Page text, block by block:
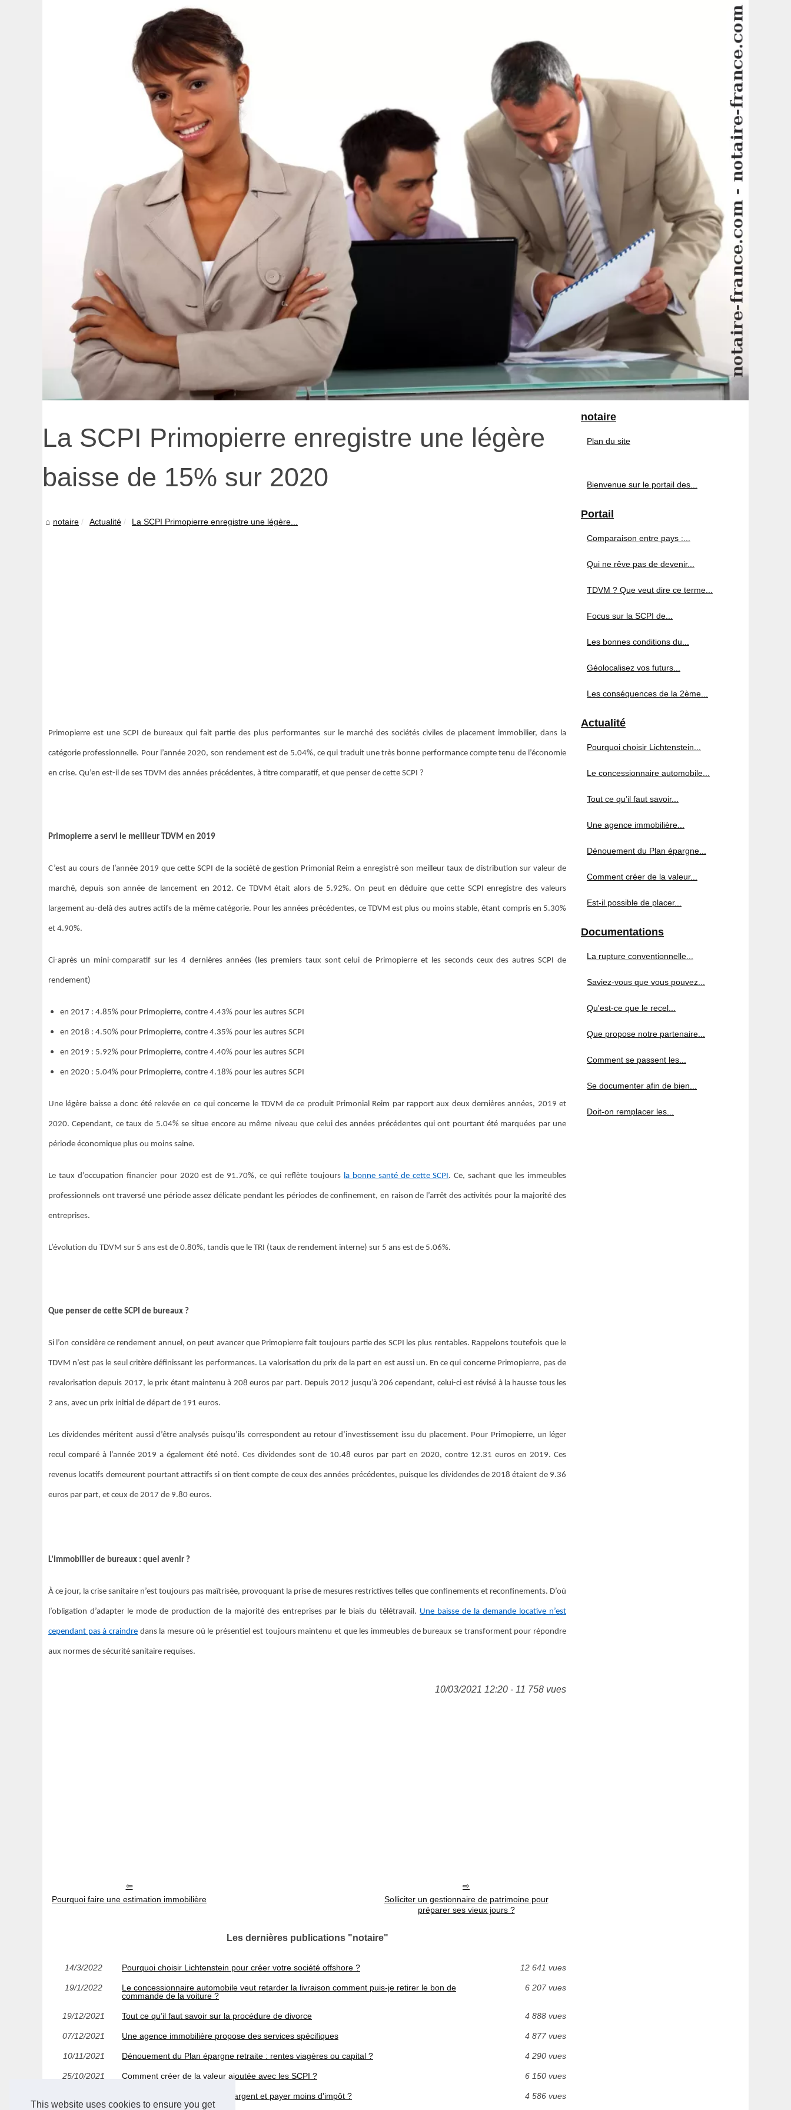
This website uses cookies to ensure you get
La SCPI Primopierre enregistre une légère
baisse de 15% sur 2020
notaire Actualité La SCPI Primopierre enregistre une légère...
Primopierre est une SCPI de bureaux qui fait partie des plus performantes sur le marché des sociétés civiles de placement immobilier, dans la
catégorie professionnelle. Pour l’année 2020, son rendement est de 5.04%, ce qui traduit une très bonne performance compte tenu de l’économie
en crise. Qu’en est-il de ses TDVM des années précédentes, à titre comparatif, et que penser de cette SCPI ?
Primopierre a servi le meilleur TDVM en 2019
C’est au cours de l’année 2019 que cette SCPI de la société de gestion Primonial Reim a enregistré son meilleur taux de distribution sur valeur de
marché, depuis son année de lancement en 2012. Ce TDVM était alors de 5.92%. On peut en déduire que cette SCPI enregistre des valeurs
largement au-delà des autres actifs de la même catégorie. Pour les années précédentes, ce TDVM est plus ou moins stable, étant compris en 5.30%
et 4.90%.
Ci-après un mini-comparatif sur les 4 dernières années (les premiers taux sont celui de Primopierre et les seconds ceux des autres SCPI de
rendement)
en 2017 : 4.85% pour Primopierre, contre 4.43% pour les autres SCPI
en 2018 : 4.50% pour Primopierre, contre 4.35% pour les autres SCPI
en 2019 : 5.92% pour Primopierre, contre 4.40% pour les autres SCPI
en 2020 : 5.04% pour Primopierre, contre 4.18% pour les autres SCPI
Une légère baisse a donc été relevée en ce qui concerne le TDVM de ce produit Primonial Reim par rapport aux deux dernières années, 2019 et
2020. Cependant, ce taux de 5.04% se situe encore au même niveau que celui des années précédentes qui ont pourtant été marquées par une
période économique plus ou moins saine.
Le taux d’occupation financier pour 2020 est de 91.70%, ce qui reflète toujours la bonne santé de cette SCPI. Ce, sachant que les immeubles
professionnels ont traversé une période assez délicate pendant les périodes de confinement, en raison de l’arrêt des activités pour la majorité des
entreprises.
L’évolution du TDVM sur 5 ans est de 0.80%, tandis que le TRI (taux de rendement interne) sur 5 ans est de 5.06%.
Que penser de cette SCPI de bureaux ?
Si l’on considère ce rendement annuel, on peut avancer que Primopierre fait toujours partie des SCPI les plus rentables. Rappelons toutefois que le
TDVM n’est pas le seul critère définissant les performances. La valorisation du prix de la part en est aussi un. En ce qui concerne Primopierre, pas de
revalorisation depuis 2017, le prix étant maintenu à 208 euros par part. Depuis 2012 jusqu’à 206 cependant, celui-ci est révisé à la hausse tous les
2 ans, avec un prix initial de départ de 191 euros.
Les dividendes méritent aussi d’être analysés puisqu’ils correspondent au retour d’investissement issu du placement. Pour Primopierre, un léger
recul comparé à l’année 2019 a également été noté. Ces dividendes sont de 10.48 euros par part en 2020, contre 12.31 euros en 2019. Ces
revenus locatifs demeurent pourtant attractifs si on tient compte de ceux des années précédentes, puisque les dividendes de 2018 étaient de 9.36
euros par part, et ceux de 2017 de 9.80 euros.
L’immobilier de bureaux : quel avenir ?
À ce jour, la crise sanitaire n’est toujours pas maîtrisée, provoquant la prise de mesures restrictives telles que confinements et reconfinements. D’où
l’obligation d’adapter le mode de production de la majorité des entreprises par le biais du télétravail. Une baisse de la demande locative n’est
cependant pas à craindre dans la mesure où le présentiel est toujours maintenu et que les immeubles de bureaux se transforment pour répondre
aux normes de sécurité sanitaire requises.
10/03/2021 12:20 - 11 758 vues
Pourquoi faire une estimation immobilière
Solliciter un gestionnaire de patrimoine pour
préparer ses vieux jours ?
Les dernières publications "notaire"
14/3/2022 Pourquoi choisir Lichtenstein pour créer votre société offshore ? 12 641 vues
19/1/2022
Le concessionnaire automobile veut retarder la livraison comment puis-je retirer le bon de
commande de la voiture ?
6 207 vues
19/12/2021 Tout ce qu’il faut savoir sur la procédure de divorce 4 888 vues
07/12/2021 Une agence immobilière propose des services spécifiques 4 877 vues
10/11/2021 Dénouement du Plan épargne retraite : rentes viagères ou capital ? 4 290 vues
25/10/2021 Comment créer de la valeur ajoutée avec les SCPI ? 6 150 vues
Est-il possible de placer votre argent et payer moins d'impôt ? 4 586 vues
notaire
Plan du site
Bienvenue sur le portail des...
Portail
Comparaison entre pays :...
Qui ne rêve pas de devenir...
TDVM ? Que veut dire ce terme...
Focus sur la SCPI de...
Les bonnes conditions du...
Géolocalisez vos futurs...
Les conséquences de la 2ème...
Actualité
Pourquoi choisir Lichtenstein...
Le concessionnaire automobile...
Tout ce qu’il faut savoir...
Une agence immobilière...
Dénouement du Plan épargne...
Comment créer de la valeur...
Est-il possible de placer...
Documentations
La rupture conventionnelle...
Saviez-vous que vous pouvez...
Qu'est-ce que le recel...
Que propose notre partenaire...
Comment se passent les...
Se documenter afin de bien...
Doit-on remplacer les...